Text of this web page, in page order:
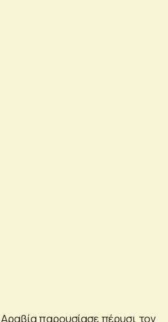
παρουσίασε πέρυσι τον